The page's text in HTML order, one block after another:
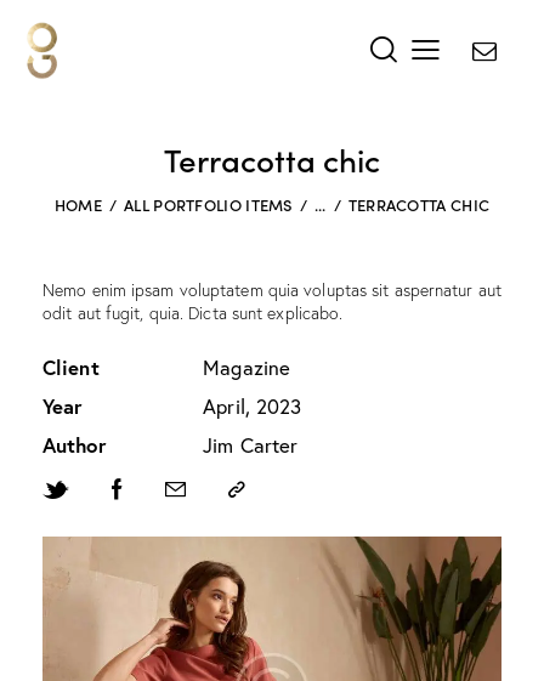
Terracotta chic
HOME ALL PORTFOLIO ITEMS ... TERRACOTTA CHIC
Nemo enim ipsam voluptatem quia voluptas sit aspernatur aut
odit aut fugit, quia. Dicta sunt explicabo.
Client
Magazine
Year
April, 2023
Author
Jim Carter